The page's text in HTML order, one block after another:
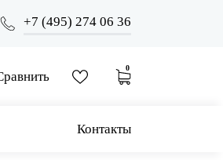
+7 (495) 274 06 36
0
Контакты